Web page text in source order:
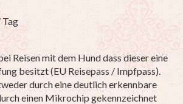
Tag
Reisen mit dem Hund dass dieser eine
besitzt (EU Reisepass / Impfpass).
durch eine deutlich erkennbare
einen Mikrochip gekennzeichnet